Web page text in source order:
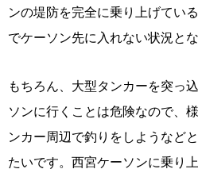
ンの堤防を完全に乗り上げてい
でケーソン先に入れない状況と
もちろん、大型タンカーを突っ
ソンに行くことは危険なので、
ンカー周辺で釣りをしようなど
たいです。西宮ケーソンに乗り